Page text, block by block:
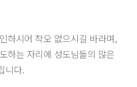
하시어 착오 없으시길 바라며,
하는 자리에 성도님들의 많은
니다.